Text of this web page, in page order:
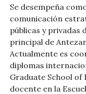
Se desempeña
comunicación
públicas y privadas
principal de
Actualmente es
diplomas
Graduate School of
docente en la